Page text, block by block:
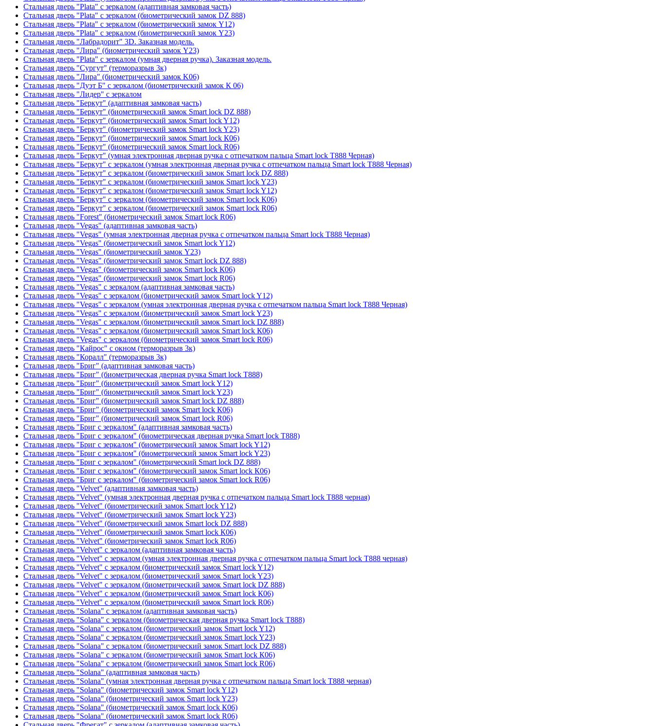
Стальная дверь "Plata" с зеркалом (адаптивная замковая часть)
Стальная дверь "Plata" с зеркалом (биометрический замок DZ 888)
Стальная дверь "Plata" с зеркалом (биометрический замок Y12)
Стальная дверь "Plata" с зеркалом (биометрический замок Y23)
Стальная дверь "Лабрадорит" 3D. Заказная модель.
Стальная дверь "Лира" (биометрический замок Y23)
Стальная дверь "Plata" с зеркалом (умная дверная ручка). Заказная модель.
Стальная дверь "Сургут" (терморазрыв 3к)
Стальная дверь "Лира" (биометрический замок K06)
Стальная дверь "Дуэт Б" с зеркалом (биометрический замок К 06)
Стальная дверь "Лидер" с зеркалом
Стальная дверь "Беркут" (адаптивная замковая часть)
Стальная дверь "Беркут" (биометрический замок Smart lock DZ 888)
Стальная дверь "Беркут" (биометрический замок Smart lock Y12)
Стальная дверь "Беркут" (биометрический замок Smart lock Y23)
Стальная дверь "Беркут" (биометрический замок Smart lock К06)
Стальная дверь "Беркут" (биометрический замок Smart lock R06)
Стальная дверь "Беркут" (умная электронная дверная ручка с отпечатком пальца Smart lock T888 Черная)
Стальная дверь "Беркут" с зеркалом (умная электронная дверная ручка с отпечатком пальца Smart lock T888 Черная)
Стальная дверь "Беркут" с зеркалом (биометрический замок Smart lock DZ 888)
Стальная дверь "Беркут" с зеркалом (биометрический замок Smart lock Y23)
Стальная дверь "Беркут" с зеркалом (биометрический замок Smart lock Y12)
Стальная дверь "Беркут" с зеркалом (биометрический замок Smart lock К06)
Стальная дверь "Беркут" с зеркалом (биометрический замок Smart lock R06)
Стальная дверь "Forest" (биометрический замок Smart lock R06)
Стальная дверь "Vegas" (адаптивная замковая часть)
Стальная дверь "Vegas" (умная электронная дверная ручка с отпечатком пальца Smart lock T888 Черная)
Стальная дверь "Vegas" (биометрический замок Smart lock Y12)
Стальная дверь "Vegas" (биометрический замок Y23)
Стальная дверь "Vegas" (биометрический замок Smart lock DZ 888)
Стальная дверь "Vegas" (биометрический замок Smart lock К06)
Стальная дверь "Vegas" (биометрический замок Smart lock R06)
Стальная дверь "Vegas" с зеркалом (адаптивная замковая часть)
Стальная дверь "Vegas" с зеркалом (биометрический замок Smart lock Y12)
Стальная дверь "Vegas" с зеркалом (умная электронная дверная ручка с отпечатком пальца Smart lock T888 Черная)
Стальная дверь "Vegas" с зеркалом (биометрический замок Smart lock Y23)
Стальная дверь "Vegas" с зеркалом (биометрический замок Smart lock DZ 888)
Стальная дверь "Vegas" с зеркалом (биометрический замок Smart lock К06)
Стальная дверь "Vegas" с зеркалом (биометрический замок Smart lock R06)
Стальная дверь "Кайрос" с окном (терморазрыв 3к)
Стальная дверь "Коралл" (терморазрыв 3к)
Стальная дверь "Бриг" (адаптивная замковая часть)
Стальная дверь "Бриг" (биометрическая дверная ручка Smart lock T888)
Стальная дверь "Бриг" (биометрический замок Smart lock Y12)
Стальная дверь "Бриг" (биометрический замок Smart lock Y23)
Стальная дверь "Бриг" (биометрический замок Smart lock DZ 888)
Стальная дверь "Бриг" (биометрический замок Smart lock К06)
Стальная дверь "Бриг" (биометрический замок Smart lock R06)
Стальная дверь "Бриг с зеркалом" (адаптивная замковая часть)
Стальная дверь "Бриг с зеркалом" (биометрическая дверная ручка Smart lock T888)
Стальная дверь "Бриг с зеркалом" (биометрический замок Smart lock Y12)
Стальная дверь "Бриг с зеркалом" (биометрический замок Smart lock Y23)
Стальная дверь "Бриг с зеркалом" (биометрический Smart lock DZ 888)
Стальная дверь "Бриг с зеркалом" (биометрический замок Smart lock К06)
Стальная дверь "Бриг с зеркалом" (биометрический замок Smart lock R06)
Стальная дверь "Velvet" (адаптивная замковая часть)
Стальная дверь "Velvet" (умная электронная дверная ручка с отпечатком пальца Smart lock T888 черная)
Стальная дверь "Velvet" (биометрический замок Smart lock Y12)
Стальная дверь "Velvet" (биометрический замок Smart lock Y23)
Стальная дверь "Velvet" (биометрический замок Smart lock DZ 888)
Стальная дверь "Velvet" (биометрический замок Smart lock К06)
Стальная дверь "Velvet" (биометрический замок Smart lock R06)
Стальная дверь "Velvet" с зеркалом (адаптивная замковая часть)
Стальная дверь "Velvet" с зеркалом (умная электронная дверная ручка с отпечатком пальца Smart lock T888 черная)
Стальная дверь "Velvet" с зеркалом (биометрический замок Smart lock Y12)
Стальная дверь "Velvet" с зеркалом (биометрический замок Smart lock Y23)
Стальная дверь "Velvet" с зеркалом (биометрический замок Smart lock DZ 888)
Стальная дверь "Velvet" с зеркалом (биометрический замок Smart lock К06)
Стальная дверь "Velvet" с зеркалом (биометрический замок Smart lock R06)
Стальная дверь "Solana" с зеркалом (адаптивная замковая часть)
Стальная дверь "Solana" с зеркалом (биометрическая дверная ручка Smart lock T888)
Стальная дверь "Solana" с зеркалом (биометрический замок Smart lock Y12)
Стальная дверь "Solana" с зеркалом (биометрический замок Smart lock Y23)
Стальная дверь "Solana" с зеркалом (биометрический замок Smart lock DZ 888)
Стальная дверь "Solana" с зеркалом (биометрический замок Smart lock К06)
Стальная дверь "Solana" с зеркалом (биометрический замок Smart lock R06)
Стальная дверь "Solana" (адаптивная замковая часть)
Стальная дверь "Solana" (умная электронная дверная ручка с отпечатком пальца Smart lock T888 черная)
Стальная дверь "Solana" (биометрический замок Smart lock Y12)
Стальная дверь "Solana" (биометрический замок Smart lock Y23)
Стальная дверь "Solana" (биометрический замок Smart lock К06)
Стальная дверь "Solana" (биометрический замок Smart lock R06)